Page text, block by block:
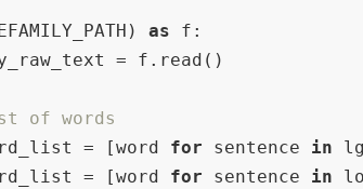
as f:
= f.read()
of words
= [word for sentence in
= [word for sentence in